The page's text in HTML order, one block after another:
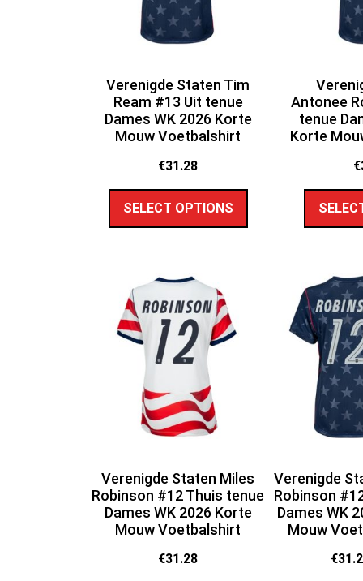
Verenigde Staten Tim
Ream #13 Uit tenue
Dames WK 2026 Korte
Mouw Voetbalshirt
€31.28
SELECT OPTIONS
Antonee
tenue
Korte
€
Verenigde Staten Miles
Robinson #12 Thuis tenue
Dames WK 2026 Korte
Mouw Voetbalshirt
€31.28
Verenigde
Robinson
Dames WK
Mouw
€